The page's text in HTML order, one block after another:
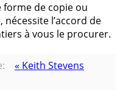
de copie ou
l’accord de
à vous le procurer.
« Keith Stevens